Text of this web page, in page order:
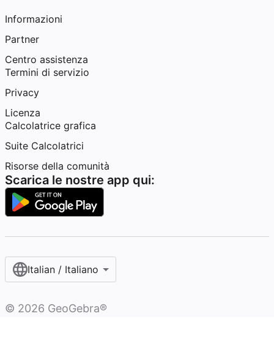
Informazioni
Partner
Centro assistenza
Termini di servizio
Privacy
Licenza
Calcolatrice grafica
Suite Calcolatrici
Risorse della comunità
Scarica le nostre app qui:
Italian / Italiano‎
© 2026 GeoGebra®